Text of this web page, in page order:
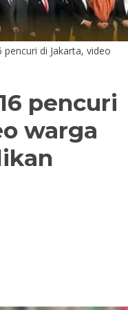
pencuri di Jakarta, video
pencuri
warga